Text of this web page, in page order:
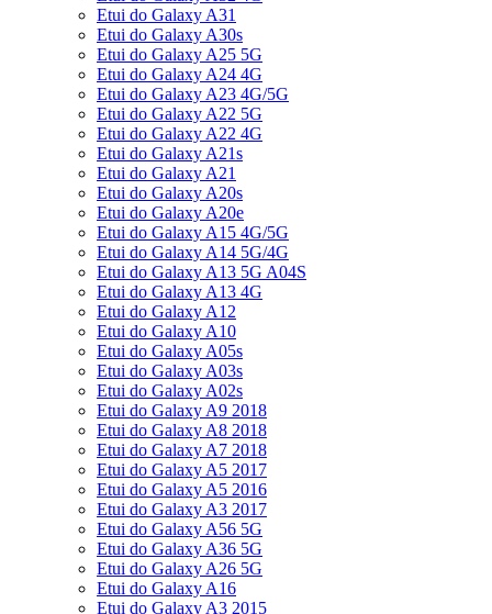
Etui do Galaxy A31
Etui do Galaxy A30s
Etui do Galaxy A25 5G
Etui do Galaxy A24 4G
Etui do Galaxy A23 4G/5G
Etui do Galaxy A22 5G
Etui do Galaxy A22 4G
Etui do Galaxy A21s
Etui do Galaxy A21
Etui do Galaxy A20s
Etui do Galaxy A20e
Etui do Galaxy A15 4G/5G
Etui do Galaxy A14 5G/4G
Etui do Galaxy A13 5G A04S
Etui do Galaxy A13 4G
Etui do Galaxy A12
Etui do Galaxy A10
Etui do Galaxy A05s
Etui do Galaxy A03s
Etui do Galaxy A02s
Etui do Galaxy A9 2018
Etui do Galaxy A8 2018
Etui do Galaxy A7 2018
Etui do Galaxy A5 2017
Etui do Galaxy A5 2016
Etui do Galaxy A3 2017
Etui do Galaxy A56 5G
Etui do Galaxy A36 5G
Etui do Galaxy A26 5G
Etui do Galaxy A16
Etui do Galaxy A3 2015